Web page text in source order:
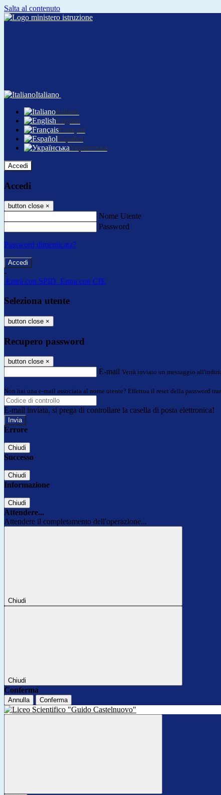
Salta al contenuto
Italiano
Italiano
English
Français
Español
Українська
Accedi
Accedi
button close ×
Nome Utente
Password
Password dimenticata?
-
Entra con SPID Entra con CIE
Seleziona utente
button close ×
Recupero password
button close ×
E-mail Verrà inviato un messaggio
Non hai una e-mail associata al nome utente? Effettua il reset della password
E-mail inviata, si prega di controllare la casella di posta elettronica!
Errore
Chiudi
Successo
Chiudi
Informazione
Chiudi
Attendere...
Attendere il completamento dell'operazione...
Chiudi
Chiudi
Conferma
Annulla Conferma